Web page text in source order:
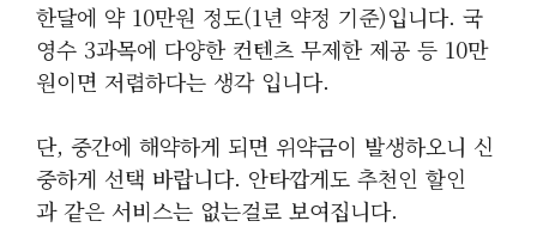
한달에 약 10만원 정도(1년 약정 기준)입니다. 국
영수 3과목에 다양한 컨텐츠 무제한 제공 등 10만
원이면 저렴하다는 생각 입니다.
단, 중간에 해약하게 되면 위약금이 발생하오니 신
중하게 선택 바랍니다. 안타깝게도 추천인 할인
과 같은 서비스는 없는걸로 보여집니다.